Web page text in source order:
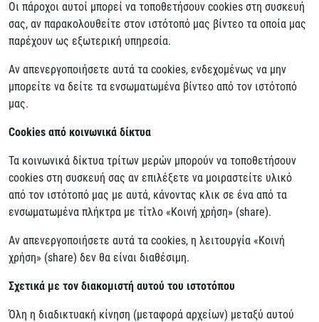
Οι πάροχοι αυτοί μπορεί να τοποθετήσουν cookies στη συσκευή
σας, αν παρακολουθείτε στον ιστότοπό μας βίντεο τα οποία μας
παρέχουν ως εξωτερική υπηρεσία.
Αν απενεργοποιήσετε αυτά τα cookies, ενδεχομένως να μην
μπορείτε να δείτε τα ενσωματωμένα βίντεο από τον ιστότοπό
μας.
Cookies από κοινωνικά δίκτυα
Τα κοινωνικά δίκτυα τρίτων μερών μπορούν να τοποθετήσουν
cookies στη συσκευή σας αν επιλέξετε να μοιραστείτε υλικό
από τον ιστότοπό μας με αυτά, κάνοντας κλικ σε ένα από τα
ενσωματωμένα πλήκτρα με τίτλο «Κοινή χρήση» (share).
Αν απενεργοποιήσετε αυτά τα cookies, η λειτουργία «Κοινή
χρήση» (share) δεν θα είναι διαθέσιμη.
Σχετικά με τον διακομιστή αυτού του ιστοτόπου
Όλη η διαδικτυακή κίνηση (μεταφορά αρχείων) μεταξύ αυτού